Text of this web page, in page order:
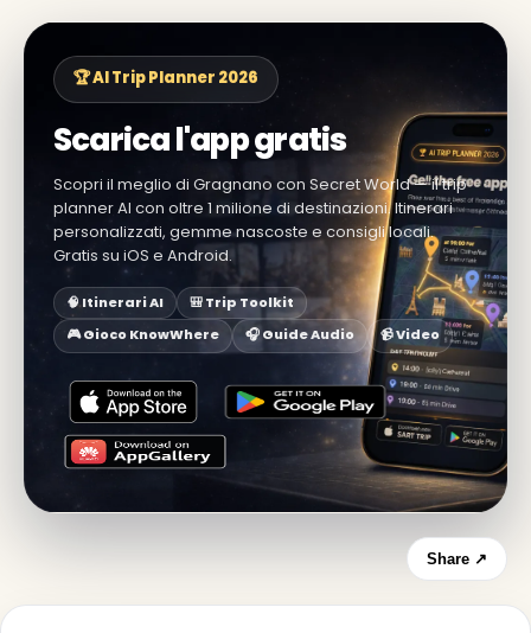
🏆 AI Trip Planner 2026
Scarica l'app gratis
Scopri il meglio di Gragnano con Secret World — il trip
planner AI con oltre 1 milione di destinazioni. Itinerari
personalizzati, gemme nascoste e consigli locali.
Gratis su iOS e Android.
🧠 Itinerari AI
🎒 Trip Toolkit
🎮 Gioco KnowWhere
🎧 Guide Audio 📹 Video
Share ↗